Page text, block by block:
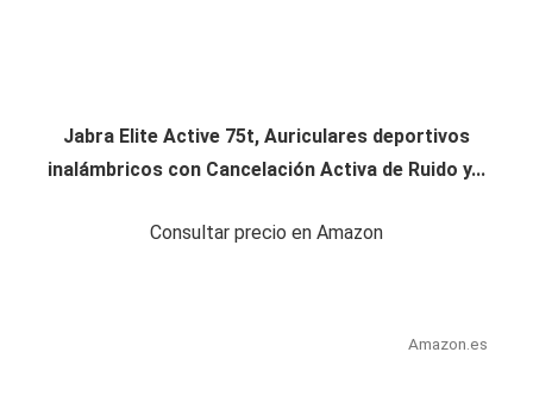
Jabra Elite Active 75t, Auriculares deportivos
inalámbricos con Cancelación Activa de Ruido y...
Consultar precio en Amazon
Amazon.es